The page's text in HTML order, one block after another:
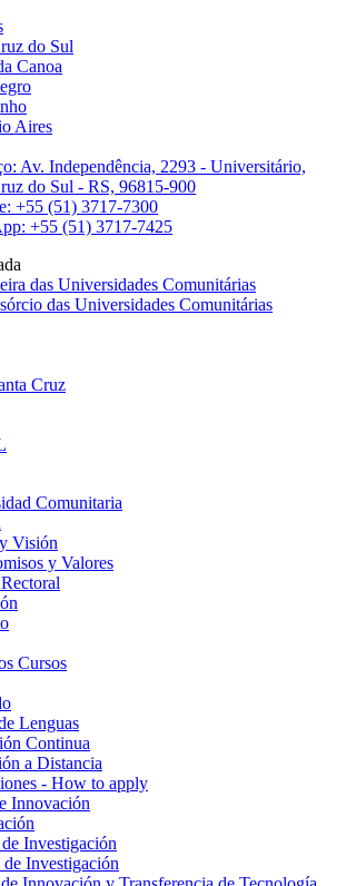
do Sul
Canoa
Aires
Av. Independência, 2293 - Universitário,
do Sul - RS, 96815-900
+55 (51) 3717-7300
+55 (51) 3717-7425
Comunitaria
Visión
y Valores
Cursos
Lenguas
Continua
a Distancia
- How to apply
Innovación
Investigación
de Investigación